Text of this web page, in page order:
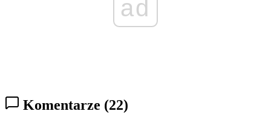
ad
Komentarze (22)